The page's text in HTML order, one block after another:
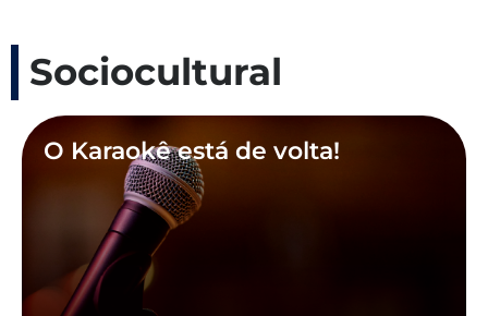
Sociocultural
O Karaokê está de volta!